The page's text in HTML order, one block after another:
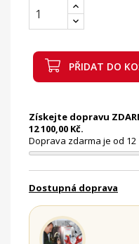
PŘIDAT DO
Získejte dopravu
12 100,00 Kč.
Doprava zdarma je od 12
Dostupná doprava